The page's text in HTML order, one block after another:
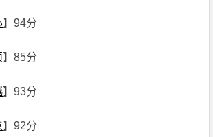
】94分
】85分
】93分
】92分